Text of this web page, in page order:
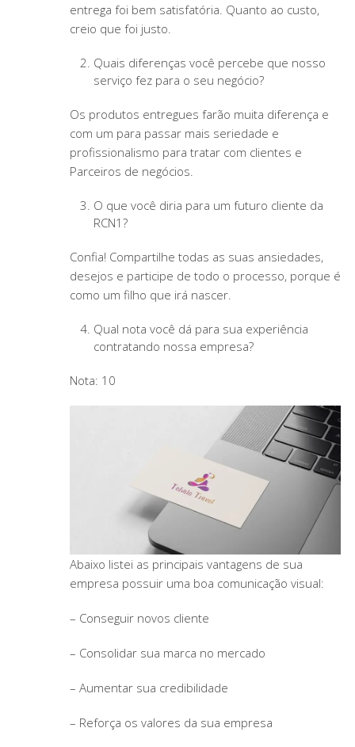
entrega foi bem satisfatória. Quanto ao custo,
creio que foi justo.
Quais diferenças você percebe que nosso
serviço fez para o seu negócio?
Os produtos entregues farão muita diferença e
com um para passar mais seriedade e
profissionalismo para tratar com clientes e
Parceiros de negócios.
O que você diria para um futuro cliente da
RCN1?
Confia! Compartilhe todas as suas ansiedades,
desejos e participe de todo o processo, porque é
como um filho que irá nascer.
Qual nota você dá para sua experiência
contratando nossa empresa?
Nota: 10
Abaixo listei as principais vantagens de sua
empresa possuir uma boa comunicação visual:
– Conseguir novos cliente
– Consolidar sua marca no mercado
– Aumentar sua credibilidade
– Reforça os valores da sua empresa